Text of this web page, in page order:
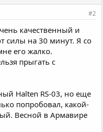
#2
качественный и
силы на 30 минут. Я со
его жалко.
прыгать с
Halten RS-03, но еще
попробовал, какой-
Весной в Армавире